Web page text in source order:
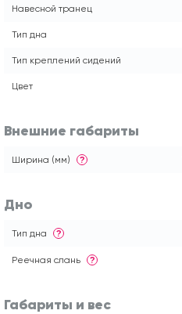
Навесной транец
Тип дна
Тип креплений сидений
Цвет
Внешние габариты
Ширина (мм) ?
Дно
Тип дна ?
Реечная слань ?
Габариты и вес